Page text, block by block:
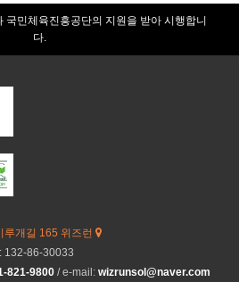
국민체육진흥공단의 지원을 받아 시행합니
다.
루개길 165 위즈런
132-86-30033
821-9800 / e-mail: wizrunsol@naver.com